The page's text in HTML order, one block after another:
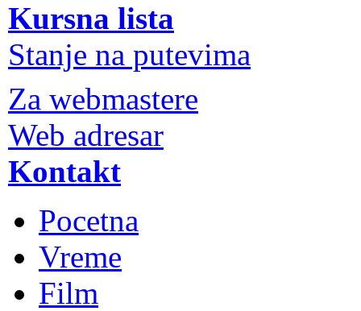
Kursna lista
Stanje na putevima
Za webmastere
Web adresar
Kontakt
Pocetna
Vreme
Film